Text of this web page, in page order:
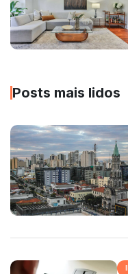
Posts mais lidos